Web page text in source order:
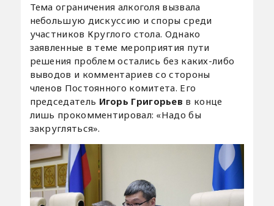
Тема ограничения алкоголя вызвала
небольшую дискуссию и споры среди
участников Круглого стола. Однако
заявленные в теме мероприятия пути
решения проблем остались без каких-либо
выводов и комментариев со стороны
членов Постоянного комитета. Его
председатель Игорь Григорьев в конце
лишь прокомментировал: «Надо бы
закругляться».